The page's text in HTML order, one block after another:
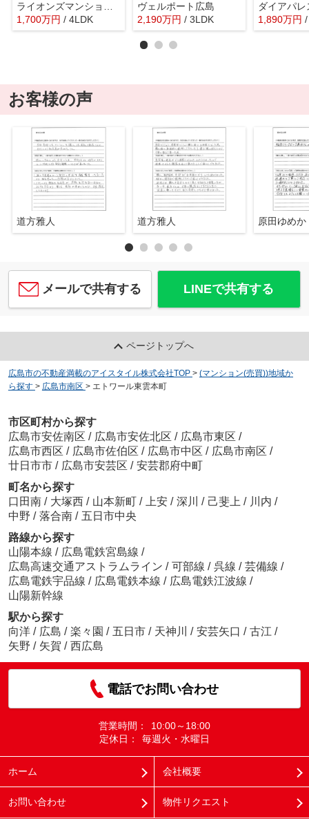
ライオンズマンション西霞町第2
1,700万円 / 4LDK
ヴェルポート広島
2,190万円 / 3LDK
ダイアパレ
1,890万円
お客様の声
道方雅人 道方雅人 原田ゆめか
メールで共有する LINEで共有する
ページトップへ
広島市の不動産満載のアイスタイル株式会社TOP > (マンション(売買))地域か
ら探す > 広島市南区 > エトワール東雲本町
市区町村から探す
広島市安佐南区 / 広島市安佐北区 / 広島市東区 /
広島市西区 / 広島市佐伯区 / 広島市中区 / 広島市南区 /
廿日市市 / 広島市安芸区 / 安芸郡府中町
町名から探す
口田南 / 大塚西 / 山本新町 / 上安 / 深川 / 己斐上 / 川内 /
中野 / 落合南 / 五日市中央
路線から探す
山陽本線 / 広島電鉄宮島線 /
広島高速交通アストラムライン / 可部線 / 呉線 / 芸備線 /
広島電鉄宇品線 / 広島電鉄本線 / 広島電鉄江波線 /
山陽新幹線
駅から探す
向洋 / 広島 / 楽々園 / 五日市 / 天神川 / 安芸矢口 / 古江 /
矢野 / 矢賀 / 西広島
電話でお問い合わせ
営業時間：
10:00～18:00
定休日：
毎週火・水曜日
ホーム 会社概要
お問い合わせ 物件リクエスト